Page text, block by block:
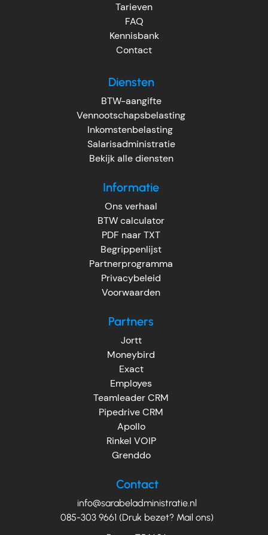
Tarieven
FAQ
Kennisbank
Contact
Diensten
BTW-aangifte
Vennootschapsbelasting
Inkomstenbelasting
Salarisadministratie
Bekijk alle diensten
Informatie
Ons verhaal
BTW calculator
PDF naar TXT
Begrippenlijst
Partnerprogramma
Privacybeleid
Voorwaarden
Partners
Jortt
Moneybird
Exact
Employes
Teamleader CRM
Pipedrive CRM
Apollo
Rinkel VOIP
Grenddo
Contact
info@sarabeladministratie.nl
085-303 9661 (Druk bezet? Mail ons)